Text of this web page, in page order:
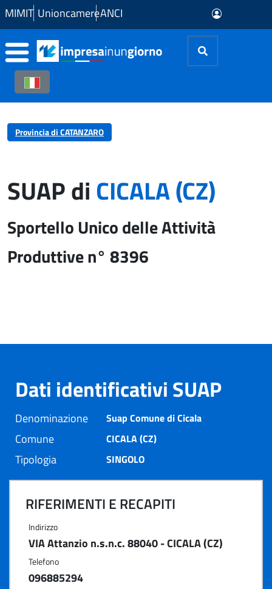
Skip to Main Content
MIMIT UnioncamereANCI
Provincia di CATANZARO
SUAP diCICALA (CZ)
Sportello Unico delle Attività
Produttive n° 8396
Dati identificativi SUAP
Denominazione Suap Comune di Cicala
Comune CICALA (CZ)
Tipologia SINGOLO
RIFERIMENTI E RECAPITI
Indirizzo
VIA Attanzio n.s.n.c. 88040 - CICALA (CZ)
Telefono
096885294